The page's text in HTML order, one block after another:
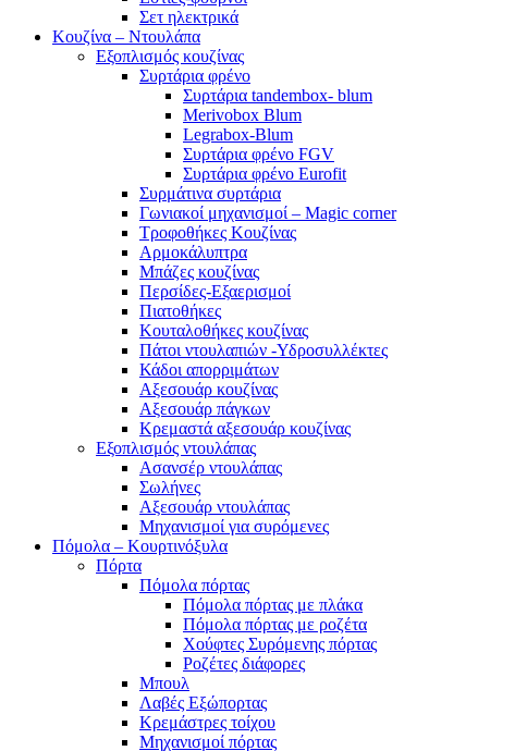
Σετ ηλεκτρικά
Κουζίνα – Ντουλάπα
Εξοπλισμός κουζίνας
Συρτάρια φρένο
Συρτάρια tandembox- blum
Merivobox Blum
Legrabox-Blum
Συρτάρια φρένο FGV
Συρτάρια φρένο Eurofit
Συρμάτινα συρτάρια
Γωνιακοί μηχανισμοί – Magic corner
Τροφοθήκες Κουζίνας
Αρμοκάλυπτρα
Μπάζες κουζίνας
Περσίδες-Εξαερισμοί
Πιατοθήκες
Κουταλοθήκες κουζίνας
Πάτοι ντουλαπιών -Υδροσυλλέκτες
Κάδοι απορριμάτων
Αξεσουάρ κουζίνας
Αξεσουάρ πάγκων
Κρεμαστά αξεσουάρ κουζίνας
Εξοπλισμός ντουλάπας
Ασανσέρ ντουλάπας
Σωλήνες
Αξεσουάρ ντουλάπας
Μηχανισμοί για συρόμενες
Πόμολα – Κουρτινόξυλα
Πόρτα
Πόμολα πόρτας
Πόμολα πόρτας με πλάκα
Πόμολα πόρτας με ροζέτα
Χούφτες Συρόμενης πόρτας
Ροζέτες διάφορες
Μπουλ
Λαβές Εξώπορτας
Κρεμάστρες τοίχου
Μηχανισμοί πόρτας